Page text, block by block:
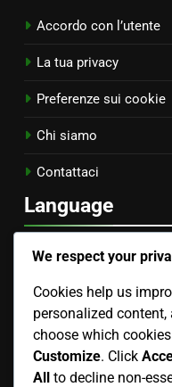
Accordo con l’utente
La tua privacy
Preferenze sui cookie
Chi siamo
Contattaci
Language
Spanish▾
Categorie
SEO per il Marketing
We respect your
Cookies help us
personalized
choose which
Customize. Click
All to decline non-